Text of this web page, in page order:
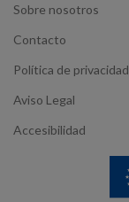
Sobre nosotros
Contacto
Política de privacidad
Aviso Legal
Accesibilidad